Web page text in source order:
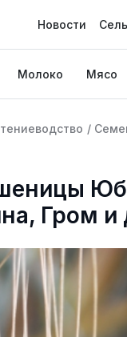
Новости
Молоко Мясо
/
Гром и